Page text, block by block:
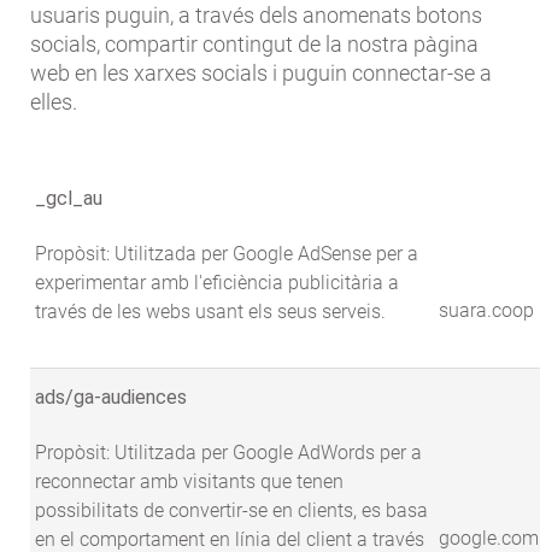
usuaris puguin, a través dels anomenats botons
socials, compartir contingut de la nostra pàgina
web en les xarxes socials i puguin connectar-se a
elles.
_gcl_au
Propòsit: Utilitzada per Google AdSense per a
experimentar amb l'eficiència publicitària a
través de les webs usant els seus serveis.
suara.coop
ads/ga-audiences
Propòsit: Utilitzada per Google AdWords per a
reconnectar amb visitants que tenen
possibilitats de convertir-se en clients, es basa
en el comportament en línia del client a través
google.com